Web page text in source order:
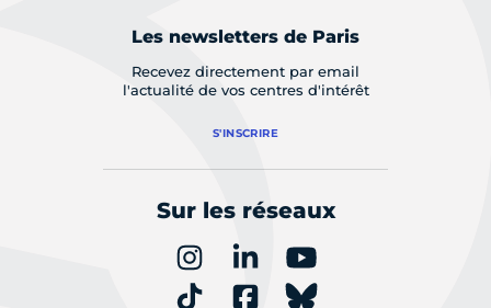
Les newsletters de Paris
Recevez directement par email
l'actualité de vos centres d'intérêt
S'INSCRIRE
Sur les réseaux